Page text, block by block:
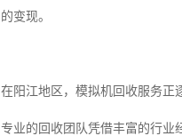
的变现。
在阳江地区，模拟机回收服务正
专业的回收团队凭借丰富的行业